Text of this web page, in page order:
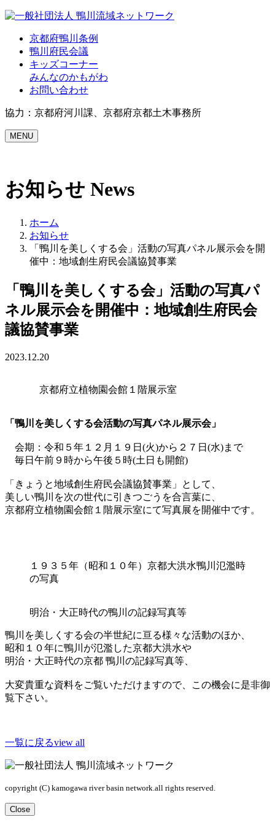
Skip
content京都府鴨川条例
鴨川府民会議
キッズコーナー
みんなのかもがわ
お問い合わせ
協力：京都府河川課、京都府京都土木事務所
MENU
お知らせ News
ホーム
お知らせ
「鴨川を美しくする会」活動の写真パネル展示会を開
催中：地域創生府民会議協賛事業
「鴨川を美しくする会」活動の写真パ
ネル展示会を開催中：地域創生府民会
議協賛事業
2023.12.20
京都府立植物園会館１階展示室
「鴨川を美しくする会活動の写真パネル展示会」
会期：令和５年１２月１９日(火)から２７日(水)まで
毎日午前９時から午後５時(土日も開館)
「きょうと地域創生府民会議協賛事業」として、
美しい鴨川を次の世代に引きつごうを合言葉に、
京都府立植物園会館１階展示室にて写真展を開催中です。
１９３５年（昭和１０年）京都大洪水鴨川氾濫時
の写真
明治・大正時代の鴨川の記録写真等
鴨川を美しくする会の半世紀に亘る様々な活動のほか、
昭和１０年に鴨川が氾濫した京都大洪水や
明治・大正時代の京都 鴨川の記録写真等、
大変貴重な資料をご覧いただけますので、この機会に是非御
覧下さい。
一覧に戻るview all
copyright (C) kamogawa river basin network.all rights reserved.
Close